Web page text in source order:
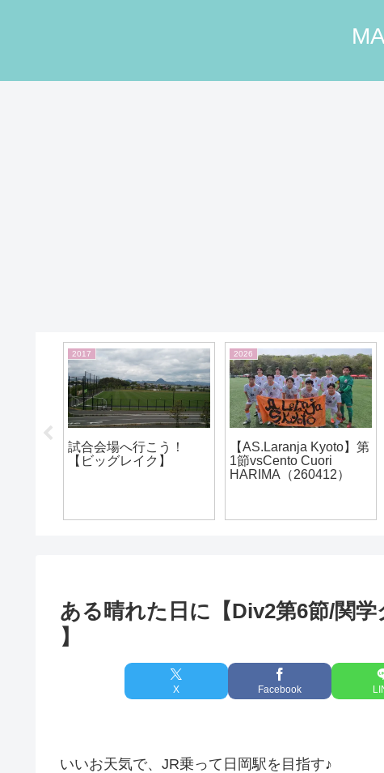
2020
【アルテリーヴォ和歌
山】ホーム紀三井寺で
2026
【アルテリーヴォ和歌
山】ファン感の長い1日
ある晴れた日に【Div2第6節/関
】
X Facebook
いいお天気で、JR乗って日岡駅を目指す♪